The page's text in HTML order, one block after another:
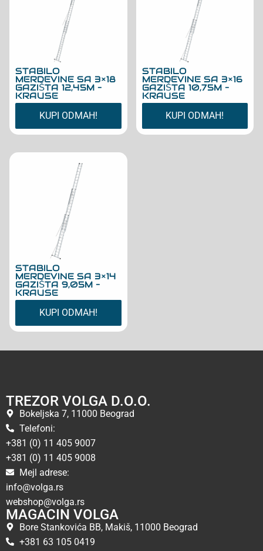
STABILO
MERDEVINE SA 3×18
GAZIŠTA 12,45M –
KRAUSE
KUPI ODMAH!
STABILO
MERDEVINE SA 3×16
GAZIŠTA 10,75M –
KRAUSE
KUPI ODMAH!
STABILO
MERDEVINE SA 3×14
GAZIŠTA 9,05M –
KRAUSE
KUPI ODMAH!
TREZOR VOLGA D.O.O.
Bokeljska 7, 11000 Beograd
Telefoni:
+381 (0) 11 405 9007
+381 (0) 11 405 9008
Mejl adrese:
info@volga.rs
webshop@volga.rs
MAGACIN VOLGA
Bore Stankovića BB, Makiš, 11000 Beograd
+381 63 105 0419